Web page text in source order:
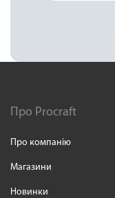
Про Procraft
Про компанію
Магазини
Новинки